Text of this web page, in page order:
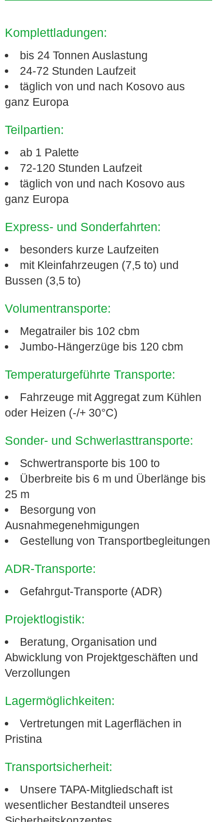
Komplettladungen:
bis 24 Tonnen Auslastung
24-72 Stunden Laufzeit
täglich von und nach Kosovo aus
ganz Europa
Teilpartien:
ab 1 Palette
72-120 Stunden Laufzeit
täglich von und nach Kosovo aus
ganz Europa
Express- und Sonderfahrten:
besonders kurze Laufzeiten
mit Kleinfahrzeugen (7,5 to) und
Bussen (3,5 to)
Volumentransporte:
Megatrailer bis 102 cbm
Jumbo-Hängerzüge bis 120 cbm
Temperaturgeführte Transporte:
Fahrzeuge mit Aggregat zum Kühlen
oder Heizen (-/+ 30°C)
Sonder- und Schwerlasttransporte:
Schwertransporte bis 100 to
Überbreite bis 6 m und Überlänge bis
25 m
Besorgung von
Ausnahmegenehmigungen
Gestellung von Transportbegleitungen
ADR-Transporte:
Gefahrgut-Transporte (ADR)
Projektlogistik:
Beratung, Organisation und
Abwicklung von Projektgeschäften und
Verzollungen
Lagermöglichkeiten:
Vertretungen mit Lagerflächen in
Pristina
Transportsicherheit:
Unsere TAPA-Mitgliedschaft ist
wesentlicher Bestandteil unseres